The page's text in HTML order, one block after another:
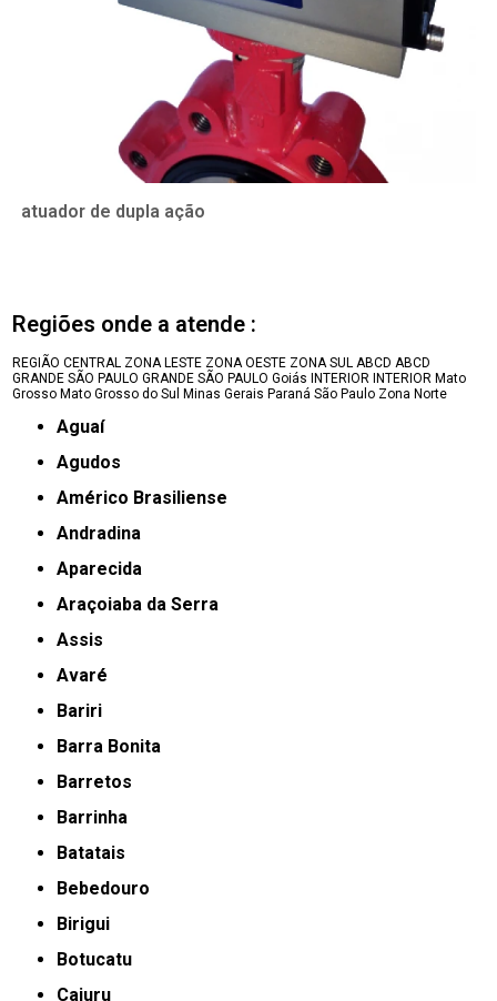
atuador de dupla ação
Regiões onde a atende :
REGIÃO CENTRAL ZONA LESTE ZONA OESTE ZONA SUL ABCD ABCD
GRANDE SÃO PAULO GRANDE SÃO PAULO Goiás INTERIOR INTERIOR Mato
Grosso Mato Grosso do Sul Minas Gerais Paraná São Paulo Zona Norte
Aguaí
Agudos
Américo Brasiliense
Andradina
Aparecida
Araçoiaba da Serra
Assis
Avaré
Bariri
Barra Bonita
Barretos
Barrinha
Batatais
Bebedouro
Birigui
Botucatu
Cajuru